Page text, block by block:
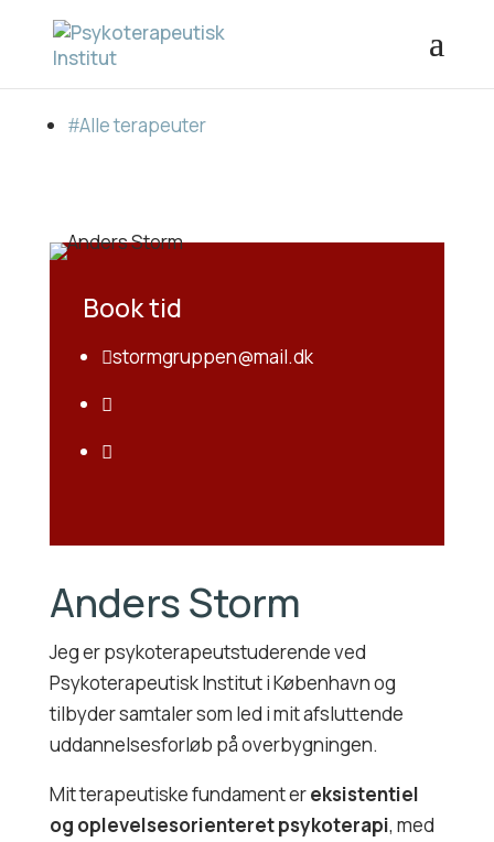
#Alle terapeuter
Book tid
stormgruppen@mail.dk


Anders Storm
Jeg er psykoterapeutstuderende ved
Psykoterapeutisk Institut i København og
tilbyder samtaler som led i mit afsluttende
uddannelsesforløb på overbygningen.
Mit terapeutiske fundament ereksistentiel
og oplevelsesorienteret psykoterapi, med